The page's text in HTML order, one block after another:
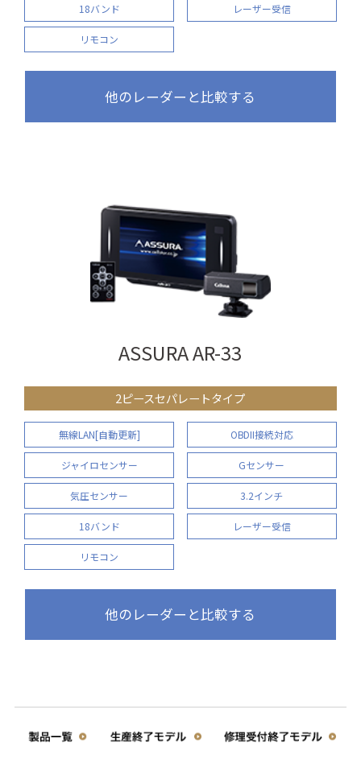
18バンド レーザー受信
リモコン
他のレーダーと比較する
ASSURA AR-33
2ピースセパレートタイプ
無線LAN[自動更新] OBDII接続対応
ジャイロセンサー Gセンサー
気圧センサー 3.2インチ
18バンド レーザー受信
リモコン
他のレーダーと比較する